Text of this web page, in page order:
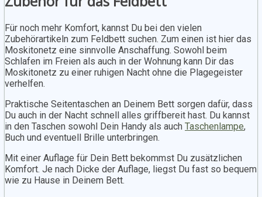
Für noch mehr Komfort, kannst Du bei den vielen
Zubehörartikeln zum Feldbett suchen. Zum einen ist hier das
Moskitonetz eine sinnvolle Anschaffung. Sowohl beim
Schlafen im Freien als auch in der Wohnung kann Dir das
Moskitonetz zu einer ruhigen Nacht ohne die Plagegeister
verhelfen.
Praktische Seitentaschen an Deinem Bett sorgen dafür, dass
Du auch in der Nacht schnell alles griffbereit hast. Du kannst
in den Taschen sowohl Dein Handy als auch Taschenlampe,
Buch und eventuell Brille unterbringen.
Mit einer Auflage für Dein Bett bekommst Du zusätzlichen
Komfort. Je nach Dicke der Auflage, liegst Du fast so bequem
wie zu Hause in Deinem Bett.